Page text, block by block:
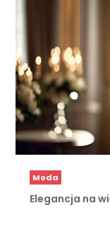
Moda
Elegancja na